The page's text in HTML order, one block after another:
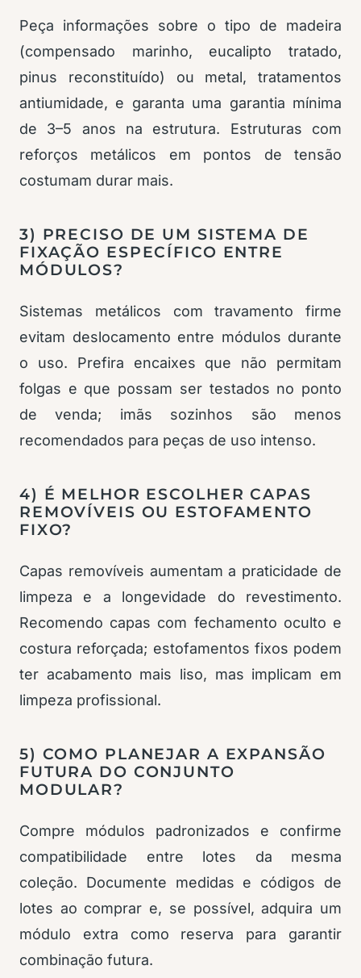
Peça informações sobre o tipo de madeira
(compensado marinho, eucalipto tratado,
pinus reconstituído) ou metal, tratamentos
antiumidade, e garanta uma garantia mínima
de 3–5 anos na estrutura. Estruturas com
reforços metálicos em pontos de tensão
costumam durar mais.
3) PRECISO DE UM SISTEMA DE
FIXAÇÃO ESPECÍFICO ENTRE
MÓDULOS?
Sistemas metálicos com travamento firme
evitam deslocamento entre módulos durante
o uso. Prefira encaixes que não permitam
folgas e que possam ser testados no ponto
de venda; imãs sozinhos são menos
recomendados para peças de uso intenso.
4) É MELHOR ESCOLHER CAPAS
REMOVÍVEIS OU ESTOFAMENTO
FIXO?
Capas removíveis aumentam a praticidade de
limpeza e a longevidade do revestimento.
Recomendo capas com fechamento oculto e
costura reforçada; estofamentos fixos podem
ter acabamento mais liso, mas implicam em
limpeza profissional.
5) COMO PLANEJAR A EXPANSÃO
FUTURA DO CONJUNTO
MODULAR?
Compre módulos padronizados e confirme
compatibilidade entre lotes da mesma
coleção. Documente medidas e códigos de
lotes ao comprar e, se possível, adquira um
módulo extra como reserva para garantir
combinação futura.